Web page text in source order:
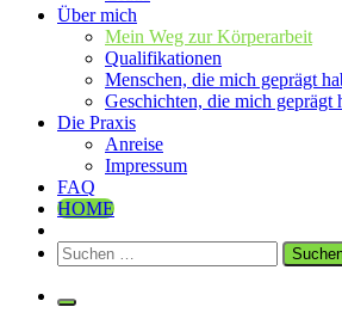
Über mich
Mein Weg zur Körperarbeit
Qualifikationen
Menschen, die mich geprägt
Geschichten, die mich geprägt
Die Praxis
Anreise
Impressum
FAQ
HOME
Suchen
nach: